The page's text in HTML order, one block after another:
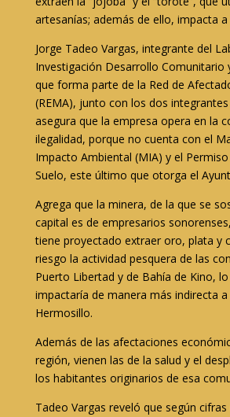
artesanías; además de ello, impacta
Jorge Tadeo Vargas, integrante del
Investigación Desarrollo Comunitario
que forma parte de la Red de
(REMA), junto con los dos
asegura que la empresa opera en la
ilegalidad, porque no cuenta con el
Impacto Ambiental (MIA) y el
Suelo, este último que otorga el
Agrega que la minera, de la que se
capital es de empresarios
tiene proyectado extraer oro, plata y
riesgo la actividad pesquera de las
Puerto Libertad y de Bahía de Kino,
impactaría de manera más indirecta a
Hermosillo.
Además de las afectaciones
región, vienen las de la salud y el
los habitantes originarios de esa
Tadeo Vargas reveló que según